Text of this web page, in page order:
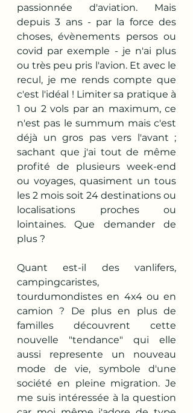
passionnée d'aviation. Mais
depuis 3 ans - par la force des
choses, évènements persos ou
covid par exemple - je n'ai plus
ou très peu pris l'avion. Et avec le
recul, je me rends compte que
c'est l'idéal ! Limiter sa pratique à
1 ou 2 vols par an maximum, ce
n'est pas le summum mais c'est
déjà un gros pas vers l'avant ;
sachant que j'ai tout de même
profité de plusieurs week-end
ou voyages, quasiment un tous
les 2 mois soit 24 destinations ou
localisations proches ou
lointaines. Que demander de
plus ?
Quant est-il des vanlifers,
campingcaristes,
tourdumondistes en 4x4 ou en
camion ? De plus en plus de
familles découvrent cette
nouvelle "tendance" qui elle
aussi represente un nouveau
mode de vie, symbole d'une
société en pleine migration. Je
me suis intéressée à la question